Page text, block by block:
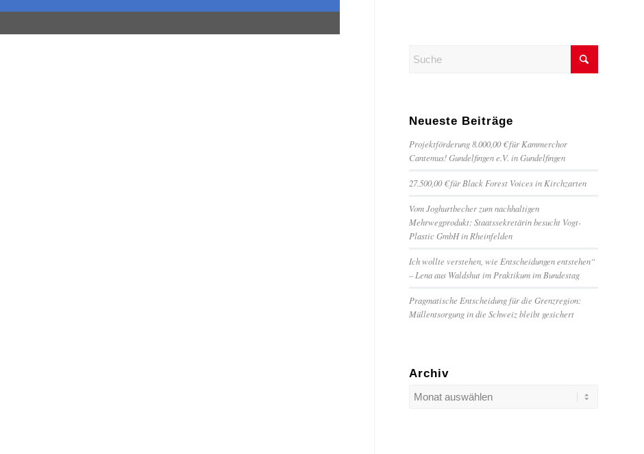
Neueste Beiträge
Projektförderung 8.000,00 € für Kammerchor
Cantemus! Gundelfingen e.V. in Gundelfingen
27.500,00 € für Black Forest Voices in Kirchzarten
Vom Joghurtbecher zum nachhaltigen
Mehrwegprodukt: Staatssekretärin besucht Vogt-
Plastic GmbH in Rheinfelden
Ich wollte verstehen, wie Entscheidungen entstehen“
– Lena aus Waldshut im Praktikum im Bundestag
Pragmatische Entscheidung für die Grenzregion:
Müllentsorgung in die Schweiz bleibt gesichert
Archiv